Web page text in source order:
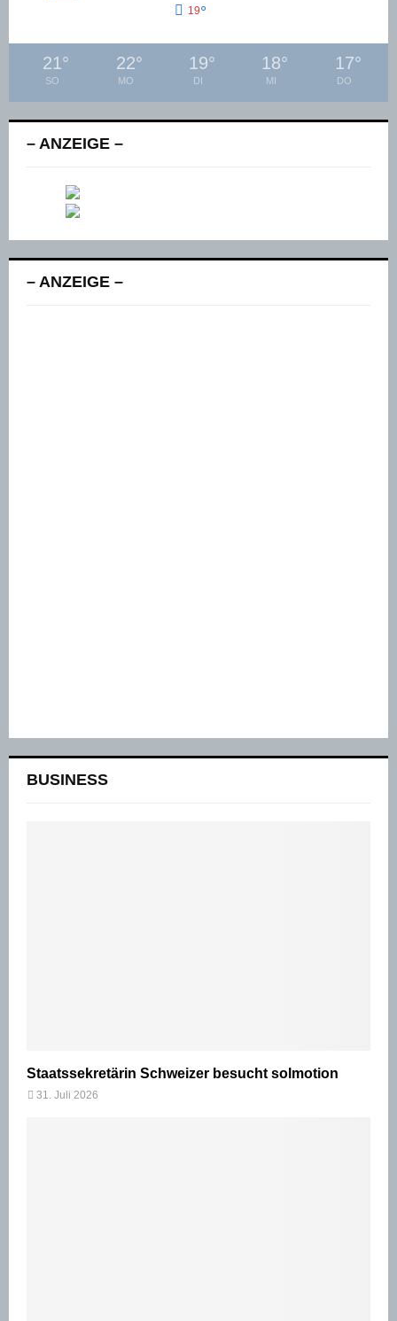
19°
21°
SO
22°
MO
19°
DI
18°
MI
17°
DO
– ANZEIGE –
– ANZEIGE –
BUSINESS
Staatssekretärin Schweizer besucht solmotion
31. Juli 2026